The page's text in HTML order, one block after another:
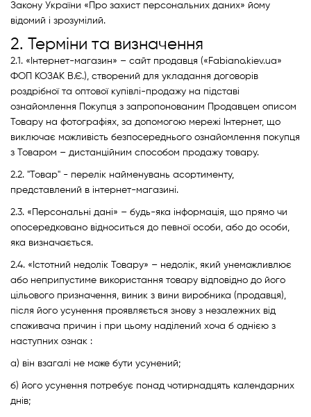
Закону України «Про захист персональних даних» йому
відомий і зрозумілий.
2. Терміни та визначення
2.1. «Інтернет-магазин» – сайт продавця («Fabiano.kiev.ua»
ФОП КОЗАК В.Є.), створений для укладання договорів
роздрібної та оптової купівлі-продажу на підставі
ознайомлення Покупця з запропонованим Продавцем описом
Товару на фотографіях, за допомогою мережі Інтернет, що
виключає можливість безпосереднього ознайомлення покупця
з Товаром – дистанційним способом продажу товару.
2.2. "Товар" - перелік найменувань асортименту,
представлений в інтернет-магазині.
2.3. «Персональні дані» – будь-яка інформація, що прямо чи
опосередковано відноситься до певної особи, або до особи,
яка визначається.
2.4. «Істотний недолік Товару» – недолік, який унеможливлює
або неприпустиме використання товару відповідно до його
цільового призначення, виник з вини виробника (продавця),
після його усунення проявляється знову з незалежних від
споживача причин і при цьому наділений хоча б однією з
наступних ознак :
а) він взагалі не може бути усунений;
б) його усунення потребує понад чотирнадцять календарних
днів;